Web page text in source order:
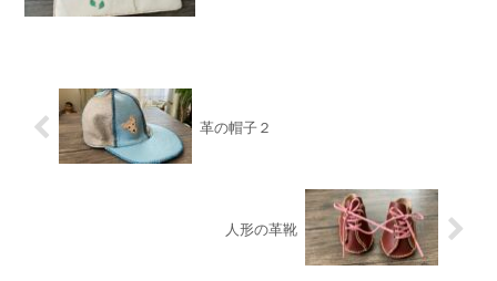
革の帽子２
人形の革靴